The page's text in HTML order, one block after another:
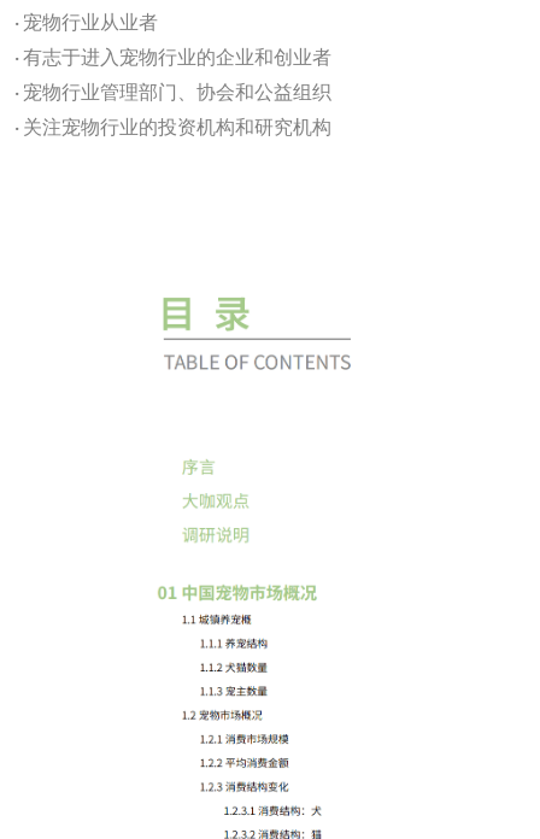
· 宠物行业从业者
· 有志于进入宠物行业的企业和创业者
· 宠物行业管理部门、协会和公益组织
· 关注宠物行业的投资机构和研究机构